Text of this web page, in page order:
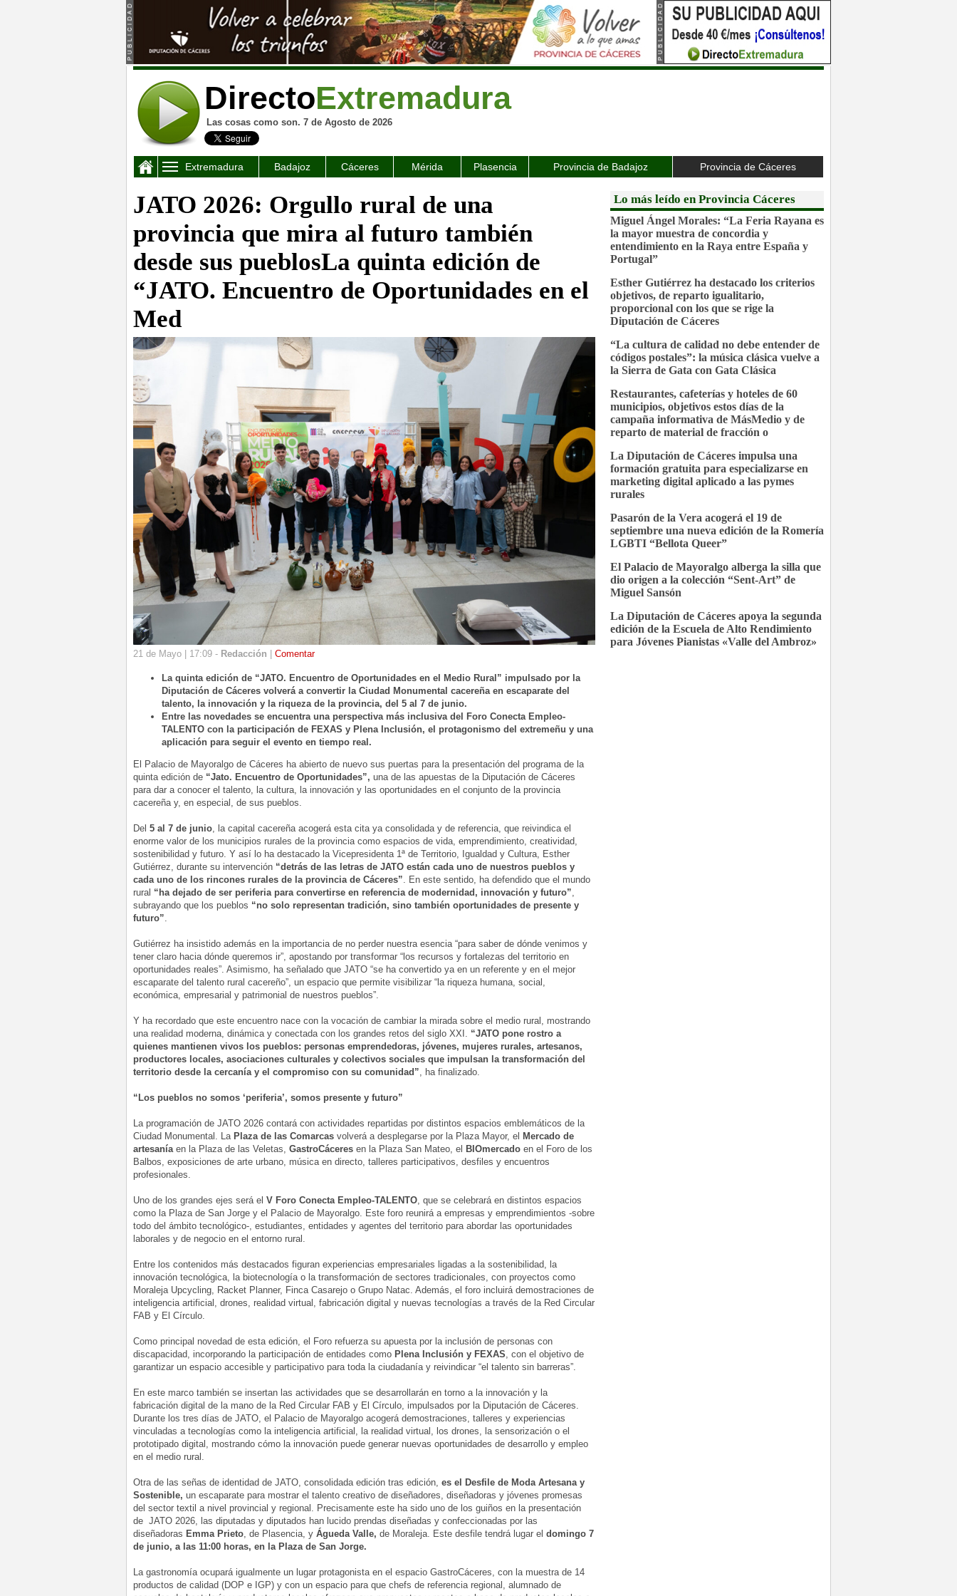
DirectoExtremadura
Las cosas como son. 7 de Agosto de 2026
Extremadura Badajoz Cáceres Mérida Plasencia Provincia de Badajoz Provincia de Cáceres
JATO 2026: Orgullo rural de una
provincia que mira al futuro también
desde sus pueblosLa quinta edición de
“JATO. Encuentro de Oportunidades en el
Med
21 de Mayo | 17:09 - Redacción Comentar
La quinta edición de “JATO. Encuentro de Oportunidades en el Medio Rural” impulsado por la
Diputación de Cáceres volverá a convertir la Ciudad Monumental cacereña en escaparate del
talento, la innovación y la riqueza de la provincia, del 5 al 7 de junio.
Entre las novedades se encuentra una perspectiva más inclusiva del Foro Conecta Empleo-
TALENTO con la participación de FEXAS y Plena Inclusión, el protagonismo del extremeñu y una
aplicación para seguir el evento en tiempo real.
El Palacio de Mayoralgo de Cáceres ha abierto de nuevo sus puertas para la presentación del programa de la
quinta edición de “Jato. Encuentro de Oportunidades”, una de las apuestas de la Diputación de Cáceres
para dar a conocer el talento, la cultura, la innovación y las oportunidades en el conjunto de la provincia
cacereña y, en especial, de sus pueblos.
Del 5 al 7 de junio, la capital cacereña acogerá esta cita ya consolidada y de referencia, que reivindica el
enorme valor de los municipios rurales de la provincia como espacios de vida, emprendimiento, creatividad,
sostenibilidad y futuro. Y así lo ha destacado la Vicepresidenta 1ª de Territorio, Igualdad y Cultura, Esther
Gutiérrez, durante su intervención “detrás de las letras de JATO están cada uno de nuestros pueblos y
cada uno de los rincones rurales de la provincia de Cáceres”. En este sentido, ha defendido que el mundo
rural “ha dejado de ser periferia para convertirse en referencia de modernidad, innovación y futuro”,
subrayando que los pueblos “no solo representan tradición, sino también oportunidades de presente y
futuro”.
Gutiérrez ha insistido además en la importancia de no perder nuestra esencia “para saber de dónde venimos y
tener claro hacia dónde queremos ir”, apostando por transformar “los recursos y fortalezas del territorio en
oportunidades reales”. Asimismo, ha señalado que JATO “se ha convertido ya en un referente y en el mejor
escaparate del talento rural cacereño”, un espacio que permite visibilizar “la riqueza humana, social,
económica, empresarial y patrimonial de nuestros pueblos”.
Y ha recordado que este encuentro nace con la vocación de cambiar la mirada sobre el medio rural, mostrando
una realidad moderna, dinámica y conectada con los grandes retos del siglo XXI. “JATO pone rostro a
quienes mantienen vivos los pueblos: personas emprendedoras, jóvenes, mujeres rurales, artesanos,
productores locales, asociaciones culturales y colectivos sociales que impulsan la transformación del
territorio desde la cercanía y el compromiso con su comunidad”, ha finalizado.
“Los pueblos no somos ‘periferia’, somos presente y futuro”
La programación de JATO 2026 contará con actividades repartidas por distintos espacios emblemáticos de la
Ciudad Monumental. La Plaza de las Comarcas volverá a desplegarse por la Plaza Mayor, el Mercado de
artesaníaen la Plaza de las Veletas, GastroCáceres en la Plaza San Mateo, el BIOmercado en el Foro de los
Balbos, exposiciones de arte urbano, música en directo, talleres participativos, desfiles y encuentros
profesionales.
Uno de los grandes ejes será el V Foro Conecta Empleo-TALENTO, que se celebrará en distintos espacios
como la Plaza de San Jorge y el Palacio de Mayoralgo. Este foro reunirá a empresas y emprendimientos -sobre
todo del ámbito tecnológico-, estudiantes, entidades y agentes del territorio para abordar las oportunidades
laborales y de negocio en el entorno rural.
Entre los contenidos más destacados figuran experiencias empresariales ligadas a la sostenibilidad, la
innovación tecnológica, la biotecnología o la transformación de sectores tradicionales, con proyectos como
Moraleja Upcycling, Racket Planner, Finca Casarejo o Grupo Natac. Además, el foro incluirá demostraciones de
inteligencia artificial, drones, realidad virtual, fabricación digital y nuevas tecnologías a través de la Red Circular
FAB y El Círculo.
Como principal novedad de esta edición, el Foro refuerza su apuesta por la inclusión de personas con
discapacidad, incorporando la participación de entidades como Plena Inclusión y FEXAS, con el objetivo de
garantizar un espacio accesible y participativo para toda la ciudadanía y reivindicar “el talento sin barreras”.
En este marco también se insertan las actividades que se desarrollarán en torno a la innovación y la
fabricación digital de la mano de la Red Circular FAB y El Círculo, impulsados por la Diputación de Cáceres.
Durante los tres días de JATO, el Palacio de Mayoralgo acogerá demostraciones, talleres y experiencias
vinculadas a tecnologías como la inteligencia artificial, la realidad virtual, los drones, la sensorización o el
prototipado digital, mostrando cómo la innovación puede generar nuevas oportunidades de desarrollo y empleo
en el medio rural.
Otra de las señas de identidad de JATO, consolidada edición tras edición, es el Desfile de Moda Artesana y
Sostenible, un escaparate para mostrar el talento creativo de diseñadores, diseñadoras y jóvenes promesas
del sector textil a nivel provincial y regional. Precisamente este ha sido uno de los guiños en la presentación
de JATO 2026, las diputadas y diputados han lucido prendas diseñadas y confeccionadas por las
diseñadoras Emma Prieto, de Plasencia, y Águeda Valle, de Moraleja. Este desfile tendrá lugar el domingo 7
de junio, a las 11:00 horas, en la Plaza de San Jorge.
La gastronomía ocupará igualmente un lugar protagonista en el espacio GastroCáceres, con la muestra de 14
productos de calidad (DOP e IGP) y con un espacio para que chefs de referencia regional, alumnado de
Lo más leído en Provincia Cáceres
Miguel Ángel Morales: “La Feria Rayana es
la mayor muestra de concordia y
entendimiento en la Raya entre España y
Portugal”
Esther Gutiérrez ha destacado los criterios
objetivos, de reparto igualitario,
proporcional con los que se rige la
Diputación de Cáceres
“La cultura de calidad no debe entender de
códigos postales”: la música clásica vuelve a
la Sierra de Gata con Gata Clásica
Restaurantes, cafeterías y hoteles de 60
municipios, objetivos estos días de la
campaña informativa de MásMedio y de
reparto de material de fracción o
La Diputación de Cáceres impulsa una
formación gratuita para especializarse en
marketing digital aplicado a las pymes
rurales
Pasarón de la Vera acogerá el 19 de
septiembre una nueva edición de la Romería
LGBTI “Bellota Queer”
El Palacio de Mayoralgo alberga la silla que
dio origen a la colección “Sent-Art” de
Miguel Sansón
La Diputación de Cáceres apoya la segunda
edición de la Escuela de Alto Rendimiento
para Jóvenes Pianistas «Valle del Ambroz»